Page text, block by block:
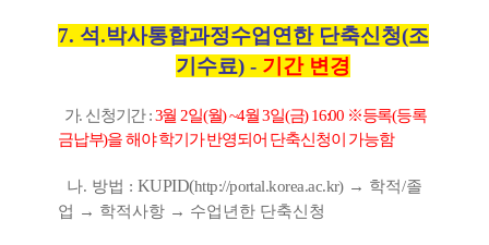
7. 석.박사통합과정수업연한 단축신청(조
기수료) - 기간 변경
가. 신청기간:3월2일(월) ~4월 3일(금) 16:00 ※등록(등록
금납부)을 해야 학기가 반영되어 단축신청이 가능함
나. 방법 : KUPID(http://portal.korea.ac.kr) → 학적/졸
업 → 학적사항 → 수업년한 단축신청